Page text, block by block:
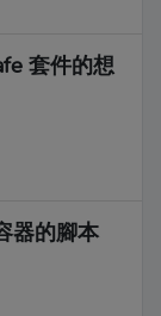
套件的想
器的腳本